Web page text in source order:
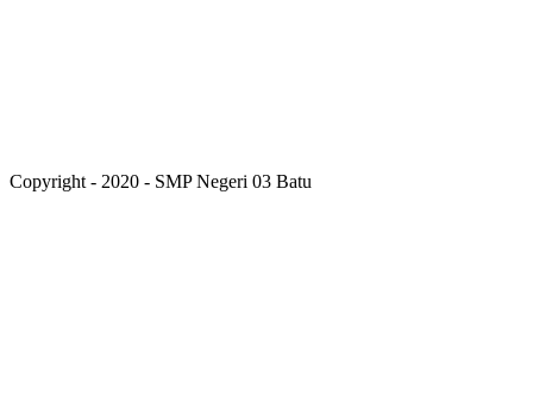
Copyright - 2020 - SMP Negeri 03 Batu